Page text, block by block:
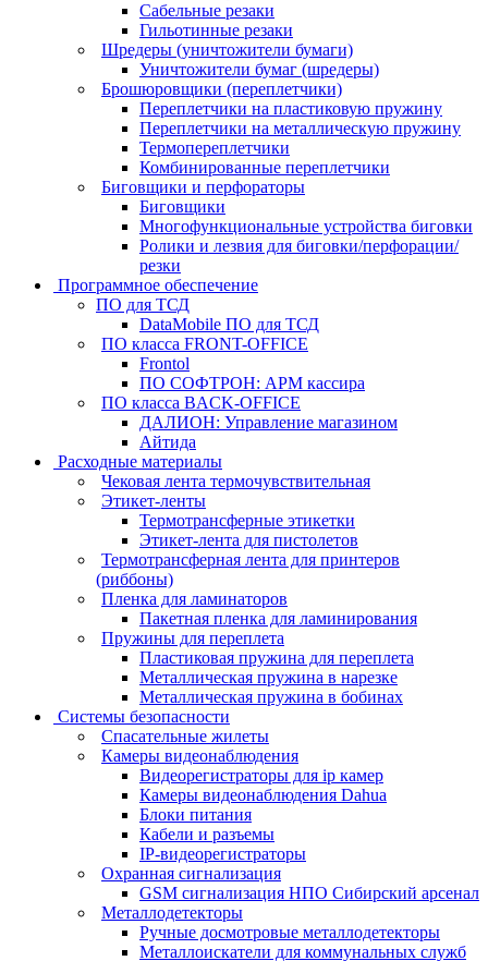
Сабельные резаки
Гильотинные резаки
Шредеры (уничтожители бумаги)
Уничтожители бумаг (шредеры)
Брошюровщики (переплетчики)
Переплетчики на пластиковую пружину
Переплетчики на металлическую пружину
Термопереплетчики
Комбинированные переплетчики
Биговщики и перфораторы
Биговщики
Многофункциональные устройства биговки
Ролики и лезвия для биговки/перфорации/
резки
Программное обеспечение
ПО для ТСД
DataMobile ПО для ТСД
ПО класса FRONT-OFFICE
Frontol
ПО СОФТРОН: АРМ кассира
ПО класса BACK-OFFICE
ДАЛИОН: Управление магазином
Айтида
Расходные материалы
Чековая лента термочувствительная
Этикет-ленты
Термотрансферные этикетки
Этикет-лента для пистолетов
Термотрансферная лента для принтеров
(риббоны)
Пленка для ламинаторов
Пакетная пленка для ламинирования
Пружины для переплета
Пластиковая пружина для переплета
Металлическая пружина в нарезке
Металлическая пружина в бобинах
Системы безопасности
Спасательные жилеты
Камеры видеонаблюдения
Видеорегистраторы для ip камер
Камеры видеонаблюдения Dahua
Блоки питания
Кабели и разъемы
IP-видеорегистраторы
Охранная сигнализация
GSM сигнализация НПО Сибирский арсенал
Металлодетекторы
Ручные досмотровые металлодетекторы
Металлоискатели для коммунальных служб